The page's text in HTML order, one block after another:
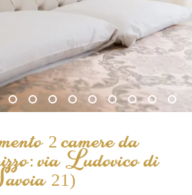
2 camere da
via Ludovico di
21)